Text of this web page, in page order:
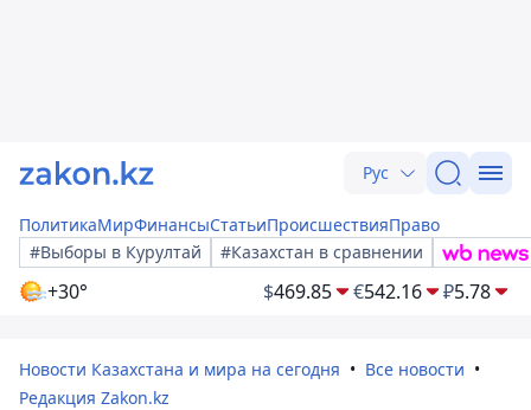
Рус
ПолитикаМирФинансыСтатьиПроисшествияПраво
#Выборы в Курултай
#Казахстан в сравнении
+30° $469.85 €542.16 ₽5.78
Новости Казахстана и мира на сегодня
Все новости
Редакция Zakon.kz